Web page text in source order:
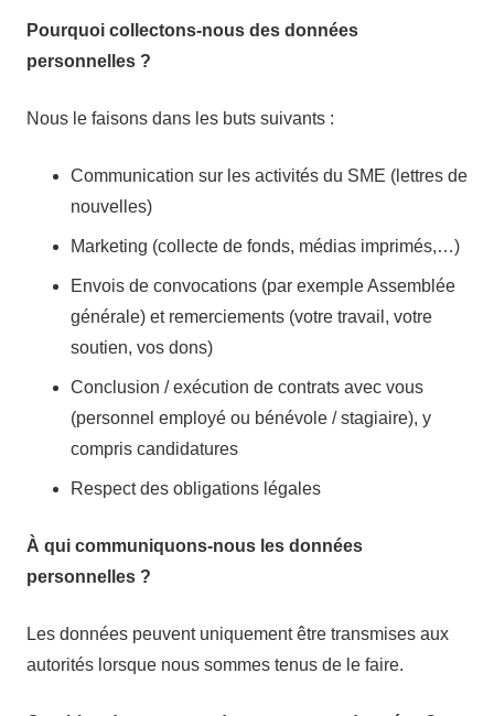
Pourquoi collectons-nous des données
personnelles ?
Nous le faisons dans les buts suivants :
Communication sur les activités du SME (lettres de
nouvelles)
Marketing (collecte de fonds, médias imprimés,…)
Envois de convocations (par exemple Assemblée
générale) et remerciements (votre travail, votre
soutien, vos dons)
Conclusion / exécution de contrats avec vous
(personnel employé ou bénévole / stagiaire), y
compris candidatures
Respect des obligations légales
À qui communiquons-nous les données
personnelles ?
Les données peuvent uniquement être transmises aux
autorités lorsque nous sommes tenus de le faire.